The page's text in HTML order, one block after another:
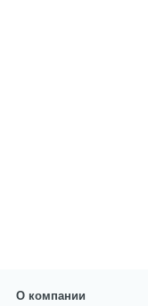
О компании